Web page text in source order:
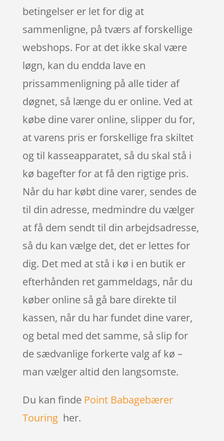
betingelser er let for dig at
sammenligne, på tværs af forskellige
webshops. For at det ikke skal være
løgn, kan du endda lave en
prissammenligning på alle tider af
døgnet, så længe du er online. Ved at
købe dine varer online, slipper du for,
at varens pris er forskellige fra skiltet
og til kasseapparatet, så du skal stå i
kø bagefter for at få den rigtige pris.
Når du har købt dine varer, sendes de
til din adresse, medmindre du vælger
at få dem sendt til din arbejdsadresse,
så du kan vælge det, det er lettes for
dig. Det med at stå i kø i en butik er
efterhånden ret gammeldags, når du
køber online så gå bare direkte til
kassen, når du har fundet dine varer,
og betal med det samme, så slip for
de sædvanlige forkerte valg af kø –
man vælger altid den langsomste.
Du kan finde Point Babagebærer
Touringher.